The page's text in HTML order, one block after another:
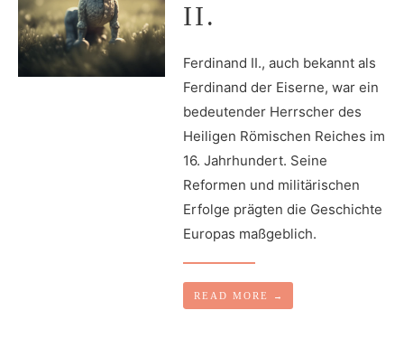
II.
Ferdinand II., auch bekannt als
Ferdinand der Eiserne, war ein
bedeutender Herrscher des
Heiligen Römischen Reiches im
16. Jahrhundert. Seine
Reformen und militärischen
Erfolge prägten die Geschichte
Europas maßgeblich.
READ MORE →